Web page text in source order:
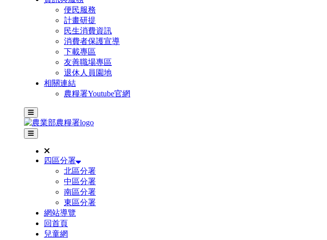
便民服務
計畫研提
民生消費資訊
消費者保護宣導
下載專區
友善職場專區
退休人員園地
相關連結
農糧署Youtube官網
主選單
其他網站選單
四區分署
北區分署
中區分署
南區分署
東區分署
網站導覽
回首頁
兒童網